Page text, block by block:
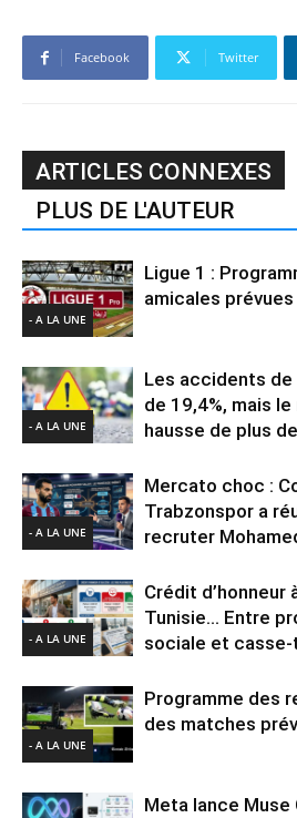
Facebook Twitter
ARTICLES CONNEXES
PLUS DE L'AUTEUR
- A LA UNE
Ligue 1 :
amicales
- A LA UNE
Les accidents de
de 19,4%, mais
hausse de plus
- A LA UNE
Mercato choc :
Trabzonspor a
recruter
- A LA UNE
Crédit d’honneur
Tunisie… Entre
sociale et
- A LA UNE
Programme des
des matches
Meta lance Muse